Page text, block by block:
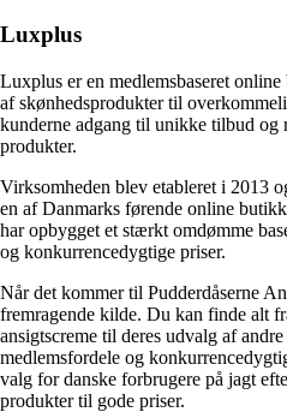
Luxplus
Luxplus er en medlemsbaseret
af skønhedsprodukter til
kunderne adgang til unikke tilbud og
produkter.
Virksomheden blev etableret i 2013
en af Danmarks førende online
har opbygget et stærkt omdømme
og konkurrencedygtige priser.
Når det kommer til Pudderdåserne
fremragende kilde. Du kan finde alt
ansigtscreme til deres udvalg af
medlemsfordele og
valg for danske forbrugere på jagt
produkter til gode priser.